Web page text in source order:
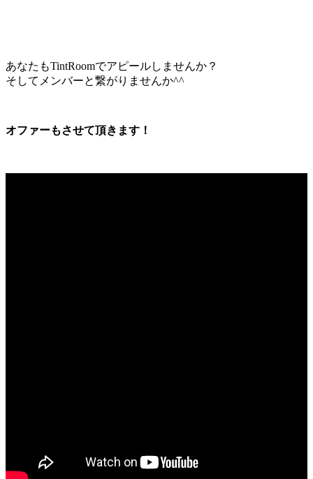
あなたもTintRoomでアピールしませんか？
そしてメンバーと繋がりませんか^^
オファーもさせて頂きます！